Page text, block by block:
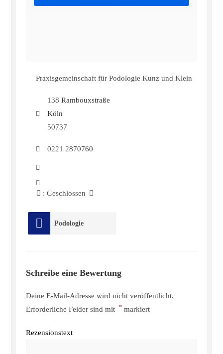
Praxisgemeinschaft für Podologie Kunz und Klein
138 Rambouxstraße
Köln
50737
0221 2870760
: Geschlossen
Podologie
Schreibe eine Bewertung
Deine E-Mail-Adresse wird nicht veröffentlicht.
Erforderliche Felder sind mit * markiert
Rezensionstext